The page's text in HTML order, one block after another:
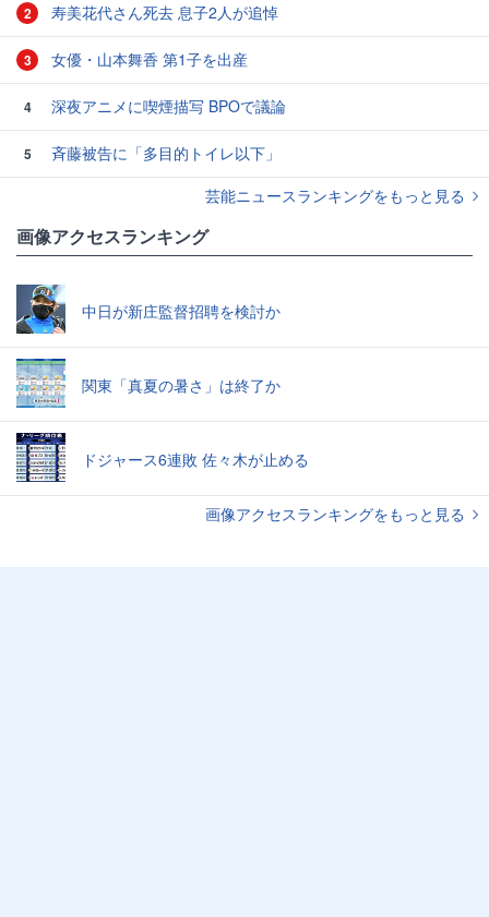
2 寿美花代さん死去 息子2人が追悼
3 女優・山本舞香 第1子を出産
4 深夜アニメに喫煙描写 BPOで議論
5
斉藤被告に「多目的トイレ以下」
芸能ニュースランキングをもっと見る
画像アクセスランキング
中日が新庄監督招聘を検討か
関東「真夏の暑さ」は終了か
ドジャース6連敗 佐々木が止める
画像アクセスランキングをもっと見る